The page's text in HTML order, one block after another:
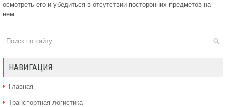
осмотреть его и убедиться в отсутствии посторонних предметов на
нем ...
НАВИГАЦИЯ
Главная
Транспортная логистика